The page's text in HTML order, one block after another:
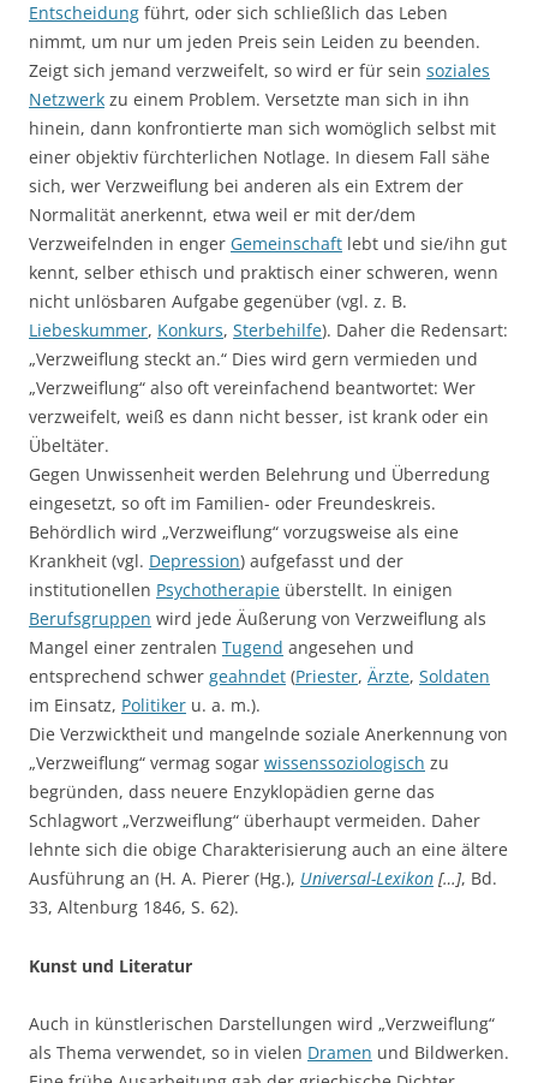
Entscheidung führt, oder sich schließlich das Leben
nimmt, um nur um jeden Preis sein Leiden zu beenden.
Zeigt sich jemand verzweifelt, so wird er für sein soziales
Netzwerk zu einem Problem. Versetzte man sich in ihn
hinein, dann konfrontierte man sich womöglich selbst mit
einer objektiv fürchterlichen Notlage. In diesem Fall sähe
sich, wer Verzweiflung bei anderen als ein Extrem der
Normalität anerkennt, etwa weil er mit der/dem
Verzweifelnden in enger Gemeinschaft lebt und sie/ihn gut
kennt, selber ethisch und praktisch einer schweren, wenn
nicht unlösbaren Aufgabe gegenüber (vgl. z. B.
Liebeskummer, Konkurs, Sterbehilfe). Daher die Redensart:
„Verzweiflung steckt an.“ Dies wird gern vermieden und
„Verzweiflung“ also oft vereinfachend beantwortet: Wer
verzweifelt, weiß es dann nicht besser, ist krank oder ein
Übeltäter.
Gegen Unwissenheit werden Belehrung und Überredung
eingesetzt, so oft im Familien- oder Freundeskreis.
Behördlich wird „Verzweiflung“ vorzugsweise als eine
Krankheit (vgl. Depression) aufgefasst und der
institutionellen Psychotherapie überstellt. In einigen
Berufsgruppen wird jede Äußerung von Verzweiflung als
Mangel einer zentralen Tugend angesehen und
entsprechend schwer geahndet (Priester, Ärzte, Soldaten
im Einsatz, Politiker u. a. m.).
Die Verzwicktheit und mangelnde soziale Anerkennung von
„Verzweiflung“ vermag sogar wissenssoziologisch zu
begründen, dass neuere Enzyklopädien gerne das
Schlagwort „Verzweiflung“ überhaupt vermeiden. Daher
lehnte sich die obige Charakterisierung auch an eine ältere
Ausführung an (H. A. Pierer (Hg.), Universal-Lexikon […], Bd.
33, Altenburg 1846, S. 62).
Kunst und Literatur
Auch in künstlerischen Darstellungen wird „Verzweiflung“
als Thema verwendet, so in vielen Dramen und Bildwerken.